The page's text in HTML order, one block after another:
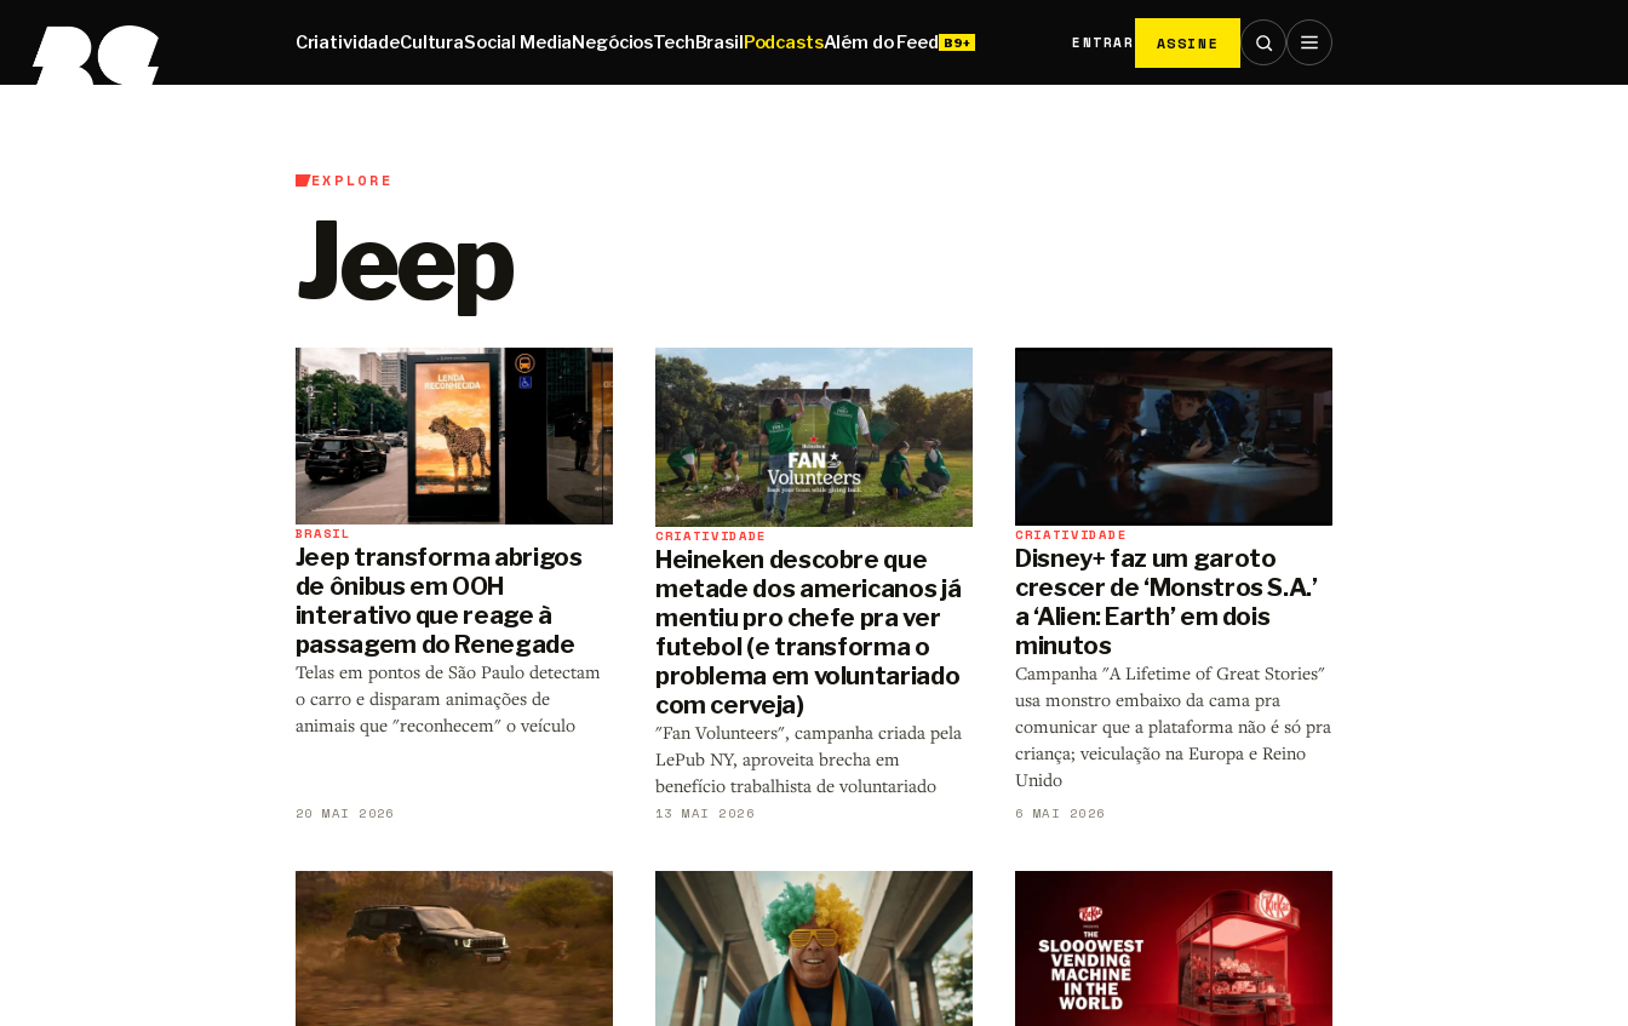
CriatividadeCulturaSocial MediaNegóciosTechBrasilPodcastsAlém do Feed ENTRAR ASSINE
EXPLORE
Jeep
BRASIL
Jeep transforma abrigos
de ônibus em OOH
interativo que reage à
passagem do Renegade
Telas em pontos de São Paulo detectam
o carro e disparam animações de
animais que "reconhecem" o veículo
20 MAI 2026
CRIATIVIDADE
Heineken descobre que
metade dos americanos já
mentiu pro chefe pra ver
futebol (e transforma o
problema em voluntariado
com cerveja)
"Fan Volunteers", campanha criada pela
LePub NY, aproveita brecha em
benefício trabalhista de voluntariado
13 MAI 2026
CRIATIVIDADE
Disney+ faz um garoto
crescer de ‘Monstros S.A.’
a ‘Alien: Earth’ em dois
minutos
Campanha "A Lifetime of Great Stories"
usa monstro embaixo da cama pra
comunicar que a plataforma não é só pra
criança; veiculação na Europa e Reino
Unido
6 MAI 2026